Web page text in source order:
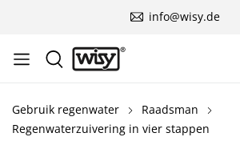
info@wisy.de
Gebruik regenwater
Raadsman
Regenwaterzuivering in vier stappen